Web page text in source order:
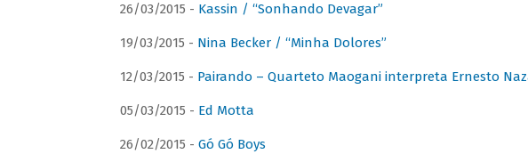
26/03/2015 - Kassin / “Sonhando Devagar”
19/03/2015 - Nina Becker / “Minha Dolores”
12/03/2015 - Pairando – Quarteto Maogani interpreta Ernesto
05/03/2015 - Ed Motta
26/02/2015 - Gó Gó Boys